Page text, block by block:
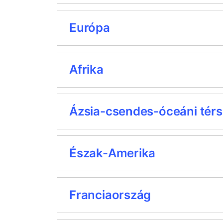
Európa
Afrika
Ázsia-csendes-óceáni
Észak-Amerika
Franciaország